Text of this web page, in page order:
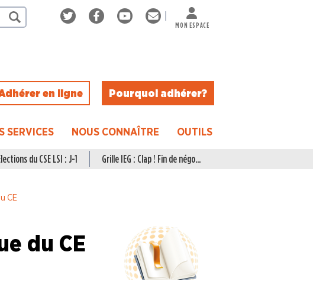
MON ESPACE
en ligne Pourquoi adhérer ?
SERVICES NOUS CONNAÎTRE OUTILS
du CSE LSI : J-1 Grille IEG : Clap ! Fin de négo...
CE
du CE